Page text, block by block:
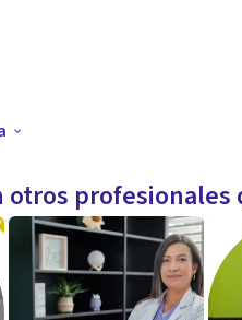
enfoque transpersonal
otros